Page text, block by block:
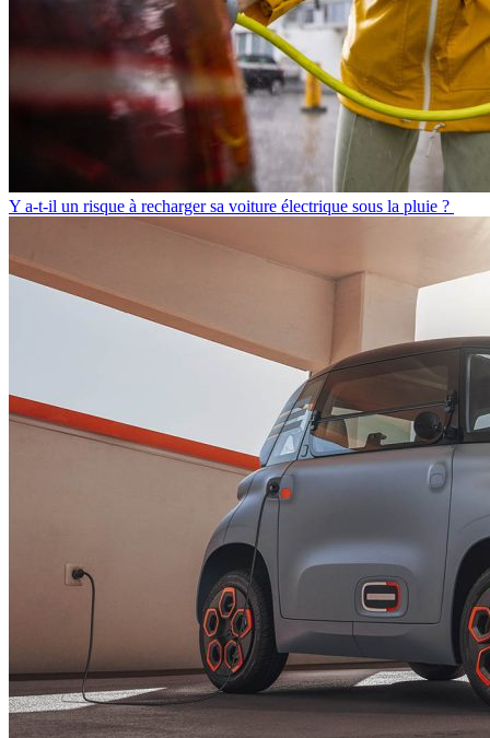
Y a-t-il un risque à recharger sa voiture électrique sous la pluie ?